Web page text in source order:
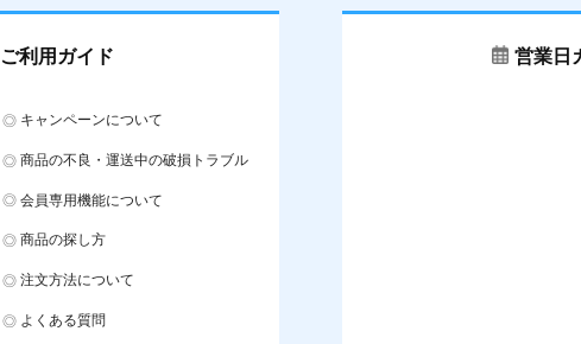
ご利用ガイド
キャンペーンについて
商品の不良・運送中の破損トラブル
会員専用機能について
商品の探し方
注文方法について
よくある質問
営業日